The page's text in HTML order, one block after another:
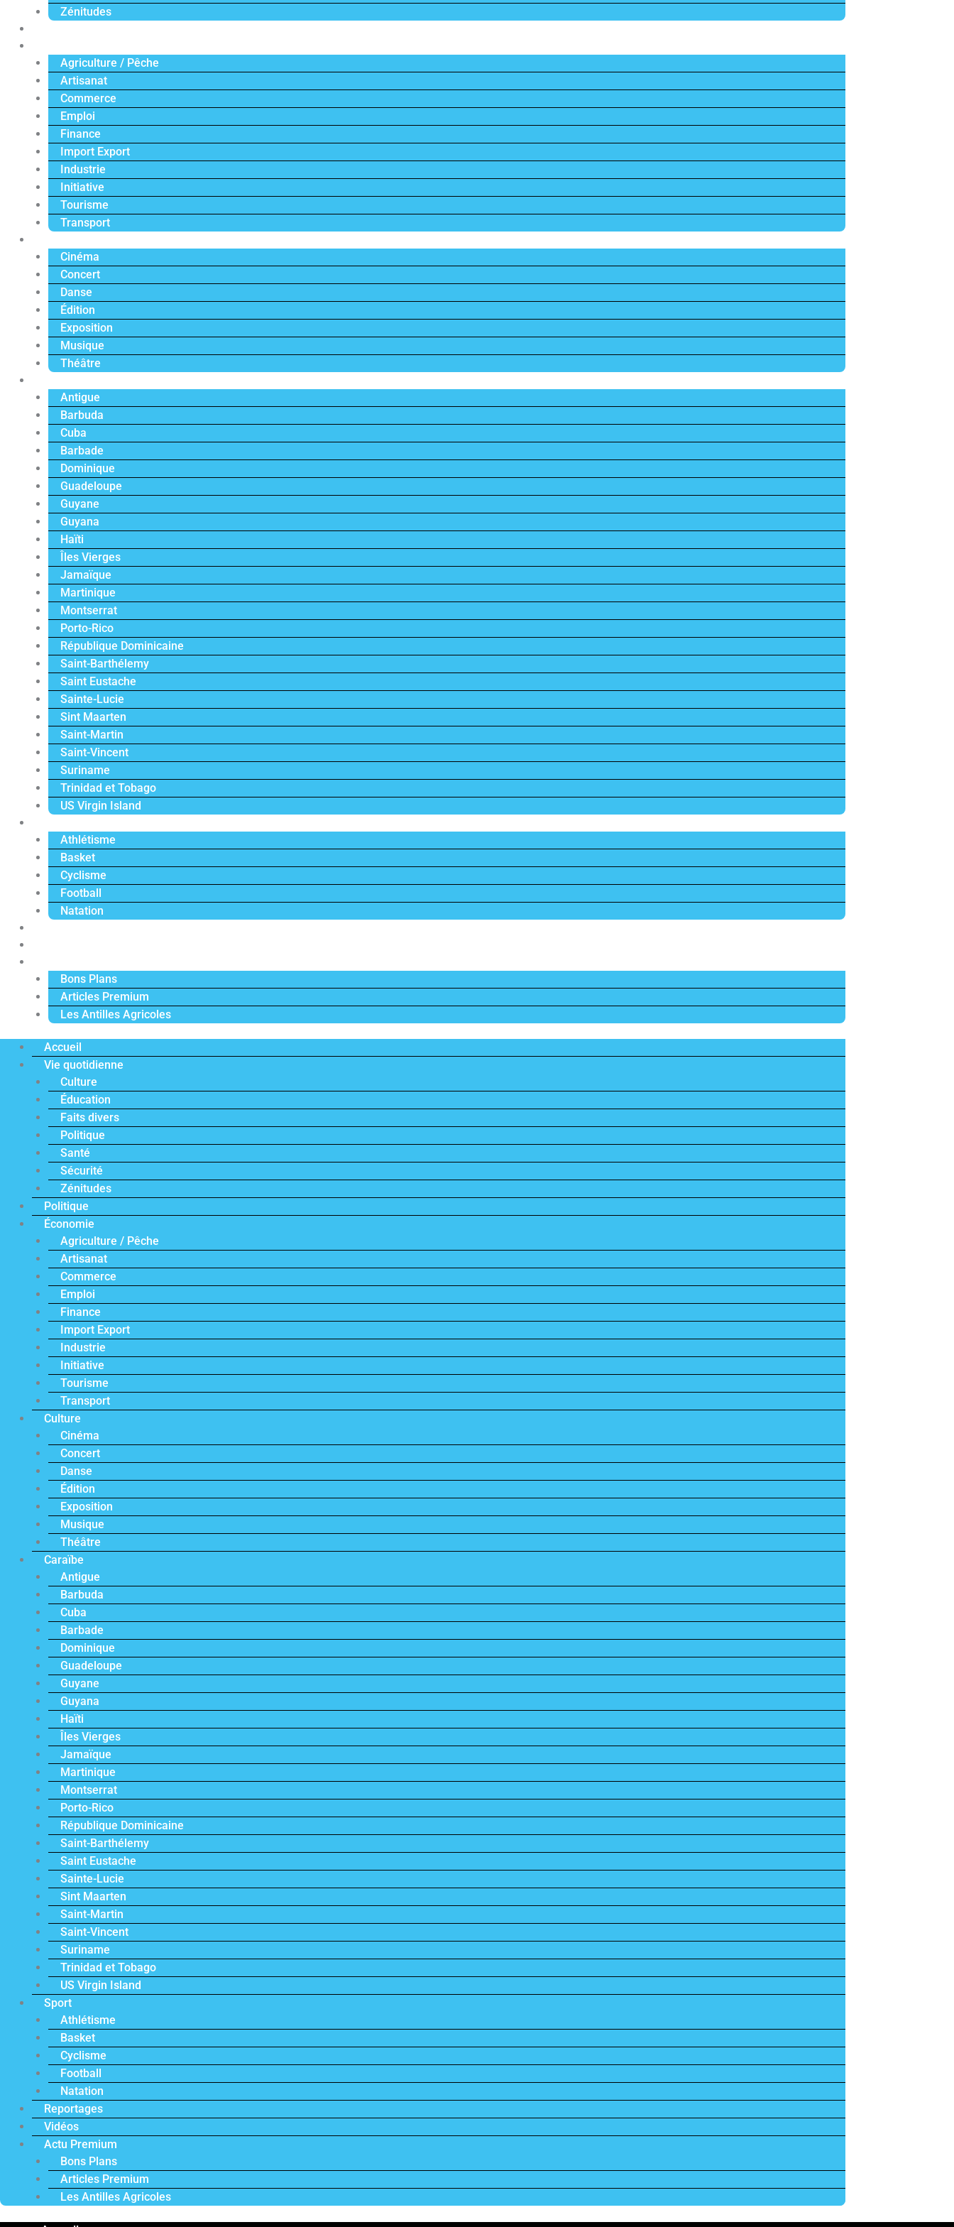
Zénitudes
Agriculture / Pêche
Artisanat
Commerce
Emploi
Finance
Import Export
Industrie
Initiative
Tourisme
Transport
Cinéma
Concert
Danse
Édition
Exposition
Musique
Théâtre
Antigue
Barbuda
Cuba
Barbade
Dominique
Guadeloupe
Guyane
Guyana
Haïti
Îles Vierges
Jamaïque
Martinique
Montserrat
Porto-Rico
République Dominicaine
Saint-Barthélemy
Saint Eustache
Sainte-Lucie
Sint Maarten
Saint-Martin
Saint-Vincent
Suriname
Trinidad et Tobago
US Virgin Island
Athlétisme
Basket
Cyclisme
Football
Natation
Bons Plans
Articles Premium
Les Antilles Agricoles
Accueil
Vie quotidienne
Culture
Éducation
Faits divers
Politique
Santé
Sécurité
Zénitudes
Politique
Économie
Agriculture / Pêche
Artisanat
Commerce
Emploi
Finance
Import Export
Industrie
Initiative
Tourisme
Transport
Culture
Cinéma
Concert
Danse
Édition
Exposition
Musique
Théâtre
Caraïbe
Antigue
Barbuda
Cuba
Barbade
Dominique
Guadeloupe
Guyane
Guyana
Haïti
Îles Vierges
Jamaïque
Martinique
Montserrat
Porto-Rico
République Dominicaine
Saint-Barthélemy
Saint Eustache
Sainte-Lucie
Sint Maarten
Saint-Martin
Saint-Vincent
Suriname
Trinidad et Tobago
US Virgin Island
Sport
Athlétisme
Basket
Cyclisme
Football
Natation
Reportages
Vidéos
Actu Premium
Bons Plans
Articles Premium
Les Antilles Agricoles